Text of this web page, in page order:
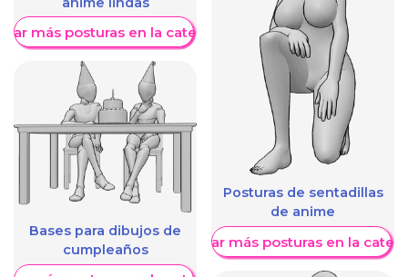
más posturas en la categoría
Bases para dibujos de
cumpleaños
Posturas de sentadillas
de anime
Mostrar más posturas en la